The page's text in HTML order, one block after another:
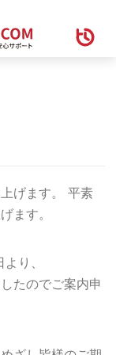
げます。 平素
ます。
り、
たのでご案内申